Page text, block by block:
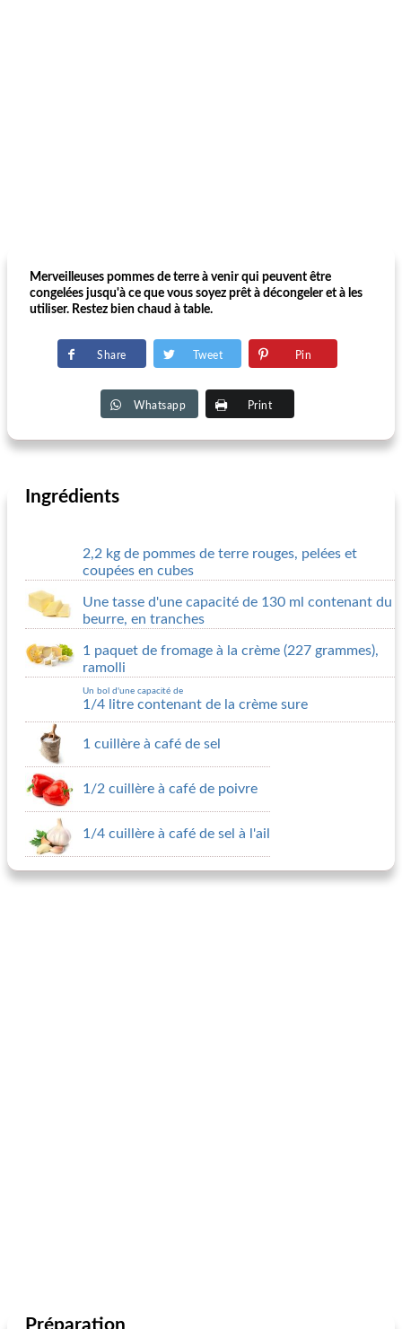
Merveilleuses pommes de terre à venir qui peuvent être
congelées jusqu'à ce que vous soyez prêt à décongeler et à les
utiliser. Restez bien chaud à table.
Share Tweet Pin
Whatsapp Print
Ingrédients
2,2 kg de pommes de terre rouges, pelées et
coupées en cubes
Une tasse d'une capacité de 130 ml contenant du
beurre, en tranches
1 paquet de fromage à la crème (227 grammes),
ramolli
Un bol d'une capacité de
1/4 litre contenant de la crème sure
1 cuillère à café de sel
1/2 cuillère à café de poivre
1/4 cuillère à café de sel à l'ail
Préparation